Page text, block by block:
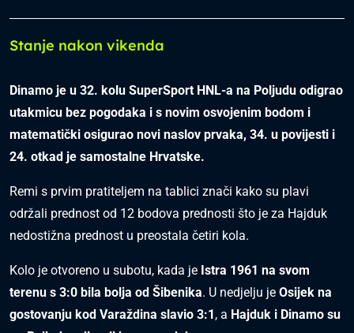
Stanje nakon vikenda
Dinamo je u 32. kolu SuperSport HNL-a na Poljudu odigrao
utakmicu bez pogodaka i s novim osvojenim bodom i
matematički osigurao novi naslov prvaka, 34. u povijesti i
24. otkad je samostalne Hrvatske.
Remi s prvim pratiteljem na tablici znači kako su plavi
održali prednost od 12 bodova prednosti što je za Hajduk
nedostižna prednost u preostala četiri kola.
Kolo je otvoreno u subotu, kada je Istra 1961 na svom
terenu s 3:0 bila bolja od Šibenika. U nedjelju je Osijek na
gostovanju kod Varaždina slavio 3:1, a Hajduk i Dinamo su